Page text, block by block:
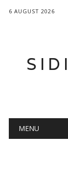
6 AUGUST 2026
Main
MENU